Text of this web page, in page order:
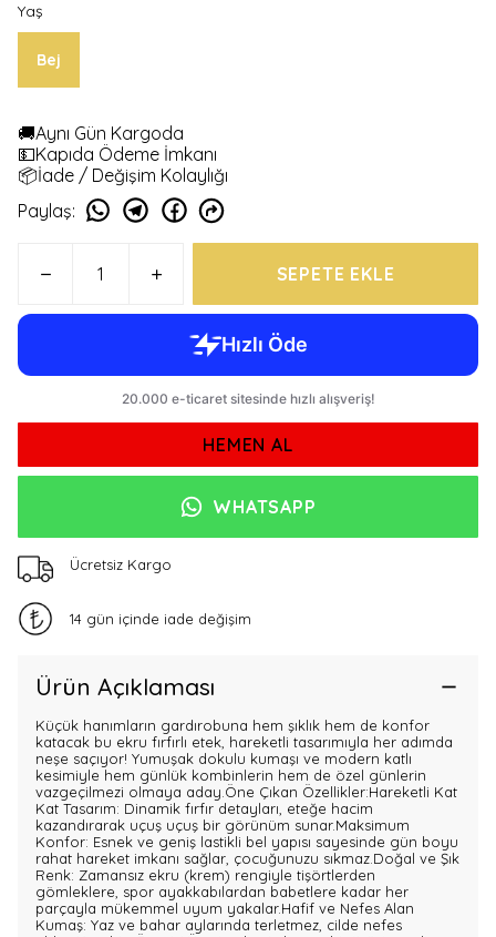
Yaş
Bej
🚚Aynı Gün Kargoda
💵Kapıda Ödeme İmkanı
📦İade / Değişim Kolaylığı
Paylaş:
SEPETE EKLE
HEMEN AL
WHATSAPP
Ücretsiz Kargo
14 gün içinde iade değişim
Ürün Açıklaması
Küçük hanımların gardırobuna hem şıklık hem de konfor
katacak bu ekru fırfırlı etek, hareketli tasarımıyla her adımda
neşe saçıyor! Yumuşak dokulu kumaşı ve modern katlı
kesimiyle hem günlük kombinlerin hem de özel günlerin
vazgeçilmezi olmaya aday.Öne Çıkan Özellikler:Hareketli Kat
Kat Tasarım: Dinamik fırfır detayları, eteğe hacim
kazandırarak uçuş uçuş bir görünüm sunar.Maksimum
Konfor: Esnek ve geniş lastikli bel yapısı sayesinde gün boyu
rahat hareket imkanı sağlar, çocuğunuzu sıkmaz.Doğal ve Şık
Renk: Zamansız ekru (krem) rengiyle tişörtlerden
gömleklere, spor ayakkabılardan babetlere kadar her
parçayla mükemmel uyum yakalar.Hafif ve Nefes Alan
Kumaş: Yaz ve bahar aylarında terletmez, cilde nefes